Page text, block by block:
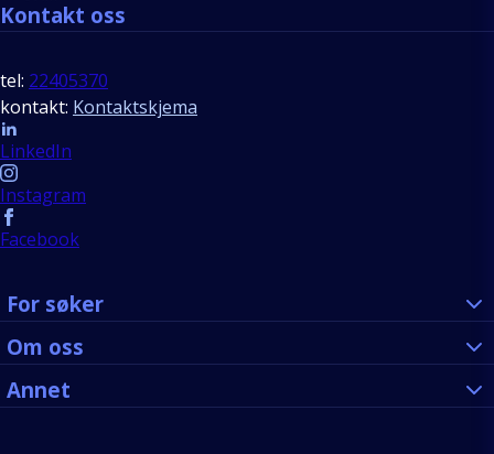
Kontakt oss
tel: 22405370
kontakt: Kontaktskjema
Follow us
LinkedIn
Instagram
Facebook
For søker
Om oss
Annet